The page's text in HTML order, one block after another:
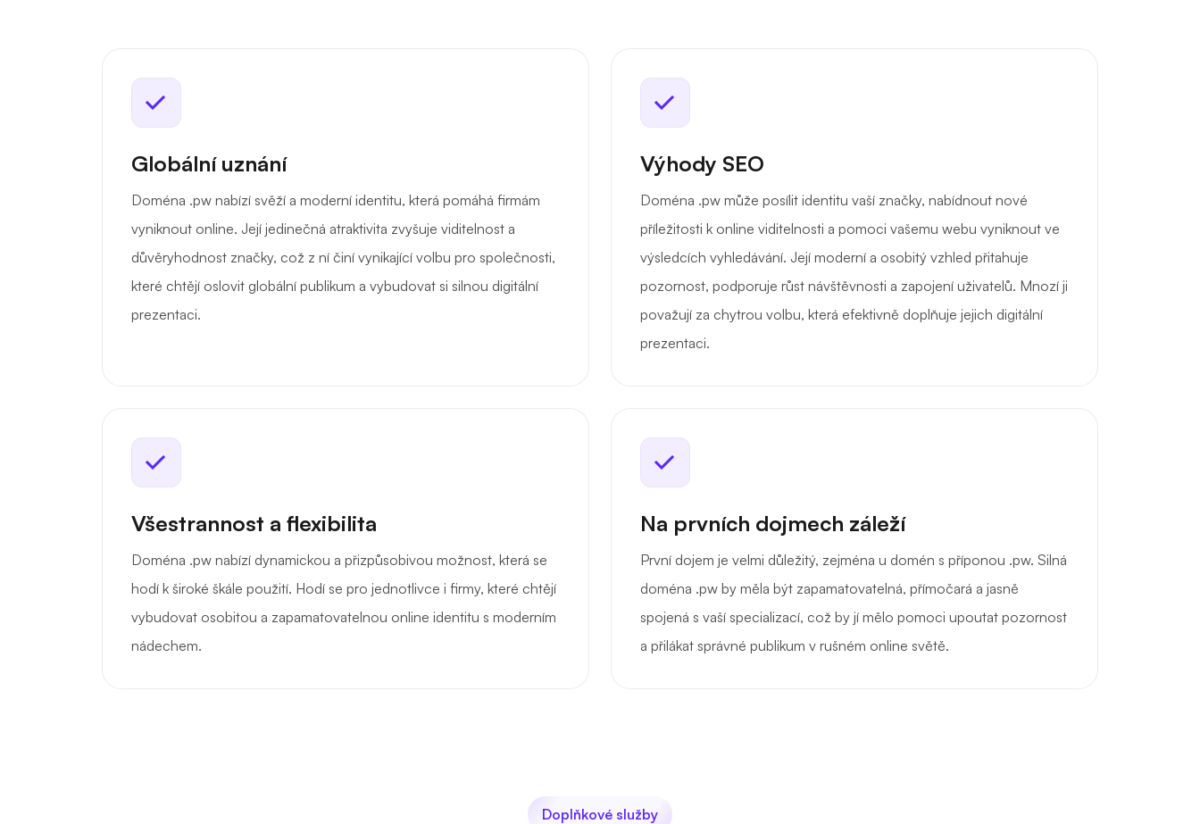
Globální uznání
Doména .pw nabízí svěží a moderní identitu, která pomáhá firmám
vyniknout online. Její jedinečná atraktivita zvyšuje viditelnost a
důvěryhodnost značky, což z ní činí vynikající volbu pro společnosti,
které chtějí oslovit globální publikum a vybudovat si silnou digitální
prezentaci.
Výhody SEO
Doména .pw může posílit identitu vaší značky, nabídnout nové
příležitosti k online viditelnosti a pomoci vašemu webu vyniknout ve
výsledcích vyhledávání. Její moderní a osobitý vzhled přitahuje
pozornost, podporuje růst návštěvnosti a zapojení uživatelů. Mnozí ji
považují za chytrou volbu, která efektivně doplňuje jejich digitální
prezentaci.
Všestrannost a flexibilita
Doména .pw nabízí dynamickou a přizpůsobivou možnost, která se
hodí k široké škále použití. Hodí se pro jednotlivce i firmy, které chtějí
vybudovat osobitou a zapamatovatelnou online identitu s moderním
nádechem.
Na prvních dojmech záleží
První dojem je velmi důležitý, zejména u domén s příponou .pw. Silná
doména .pw by měla být zapamatovatelná, přímočará a jasně
spojená s vaší specializací, což by jí mělo pomoci upoutat pozornost
a přilákat správné publikum v rušném online světě.
Doplňkové služby